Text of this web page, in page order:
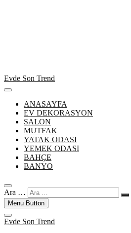
Evde Son Trend
ANASAYFA
EV DEKORASYON
SALON
MUTFAK
YATAK ODASI
YEMEK ODASI
BAHÇE
BANYO
Ara …
Menu Button
Evde Son Trend